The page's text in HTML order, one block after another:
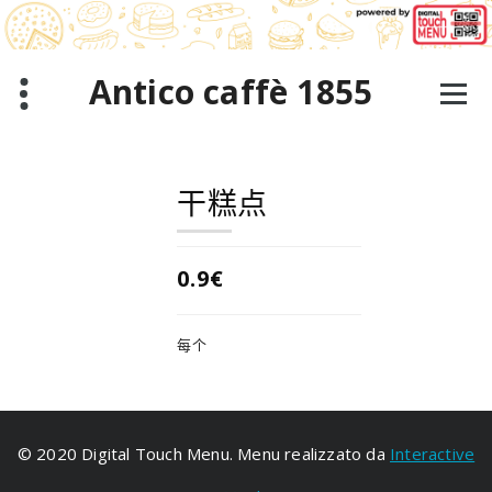
跳
至
正
Antico caffè 1855
干糕点
0.9€
每个
© 2020 Digital Touch Menu. Menu realizzato da Interactive